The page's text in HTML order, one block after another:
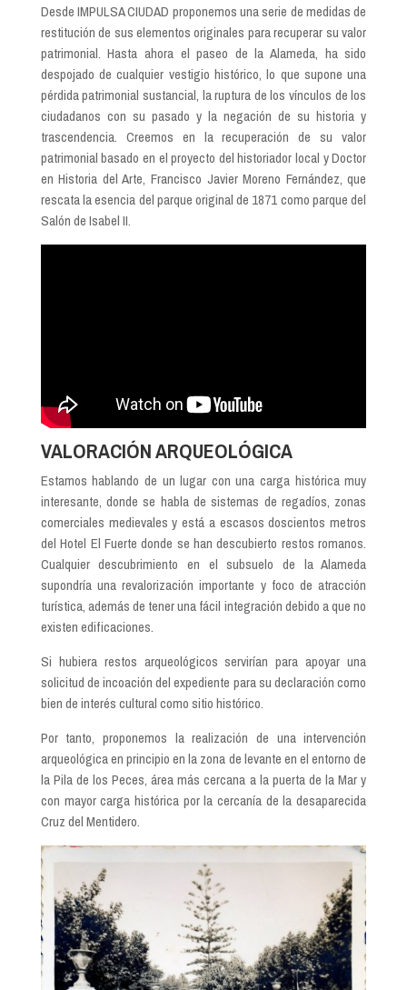
Desde IMPULSA CIUDAD proponemos una serie de medidas de
restitución de sus elementos originales para recuperar su valor
patrimonial. Hasta ahora el paseo de la Alameda, ha sido
despojado de cualquier vestigio histórico, lo que supone una
pérdida patrimonial sustancial, la ruptura de los vínculos de los
ciudadanos con su pasado y la negación de su historia y
trascendencia. Creemos en la recuperación de su valor
patrimonial basado en el proyecto del historiador local y Doctor
en Historia del Arte, Francisco Javier Moreno Fernández, que
rescata la esencia del parque original de 1871 como parque del
Salón de Isabel II.
VALORACIÓN ARQUEOLÓGICA
Estamos hablando de un lugar con una carga histórica muy
interesante, donde se habla de sistemas de regadíos, zonas
comerciales medievales y está a escasos doscientos metros
del Hotel El Fuerte donde se han descubierto restos romanos.
Cualquier descubrimiento en el subsuelo de la Alameda
supondría una revalorización importante y foco de atracción
turística, además de tener una fácil integración debido a que no
existen edificaciones.
Si hubiera restos arqueológicos servirían para apoyar una
solicitud de incoación del expediente para su declaración como
bien de interés cultural como sitio histórico.
Por tanto, proponemos la realización de una intervención
arqueológica en principio en la zona de levante en el entorno de
la Pila de los Peces, área más cercana a la puerta de la Mar y
con mayor carga histórica por la cercanía de la desaparecida
Cruz del Mentidero.